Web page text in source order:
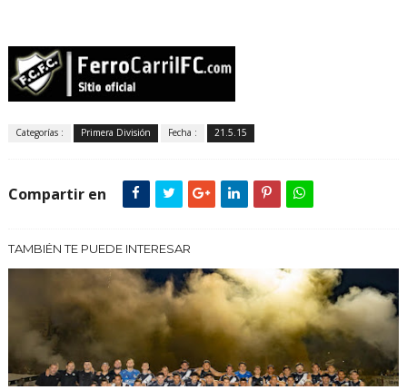
Categorías : Primera División Fecha : 21.5.15
Compartir en
TAMBIÉN TE PUEDE INTERESAR